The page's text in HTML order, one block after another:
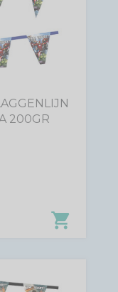
shopping_cart
200GR